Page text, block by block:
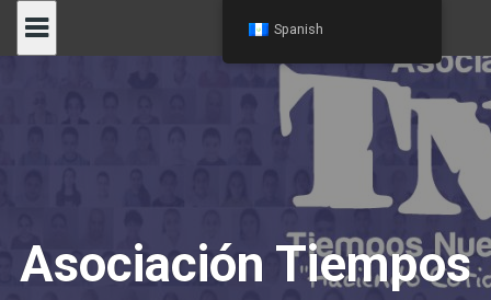
Asociación Tiempos
Spanish